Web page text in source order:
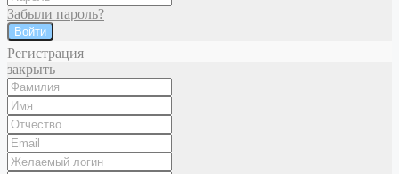
Забыли пароль?
Войти
Регистрация
закрыть